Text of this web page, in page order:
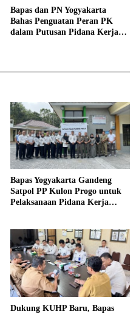
Bapas dan PN Yogyakarta
Bahas Penguatan Peran PK
dalam Putusan Pidana Kerja
Bapas Yogyakarta Gandeng
Satpol PP Kulon Progo untuk
Pelaksanaan Pidana Kerja
Dukung KUHP Baru, Bapas